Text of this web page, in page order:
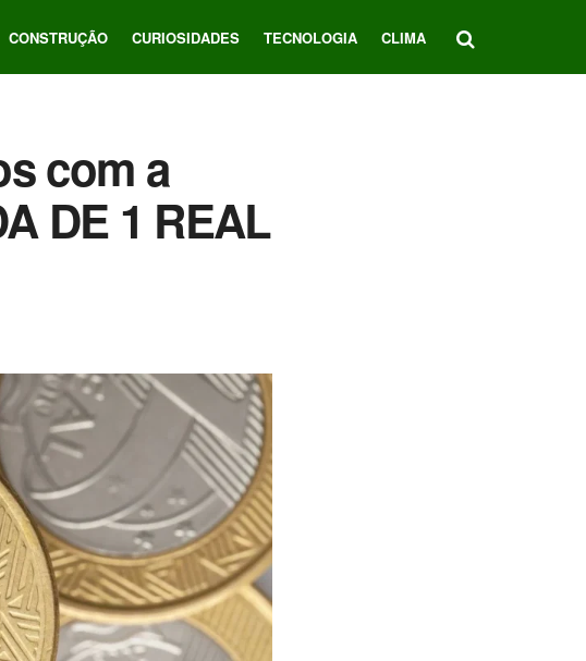
CONSTRUÇÃO CURIOSIDADES TECNOLOGIA CLIMA
com a
DE 1 REAL